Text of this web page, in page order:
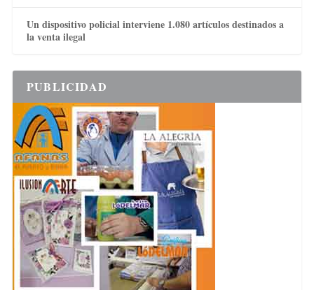
Un dispositivo policial interviene 1.080 artículos destinados a
la venta ilegal
PUBLICIDAD